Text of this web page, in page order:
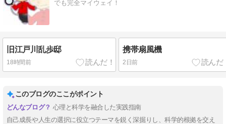
でも完全マイウェイ！
旧江戸川乱歩邸
18時間前
携帯扇風機
2日前
このブログのここがポイント
心理と科学を融合した実践指南
自己成長や人生の選択に役立つテーマを鋭く深掘りし、科学的根拠を交え